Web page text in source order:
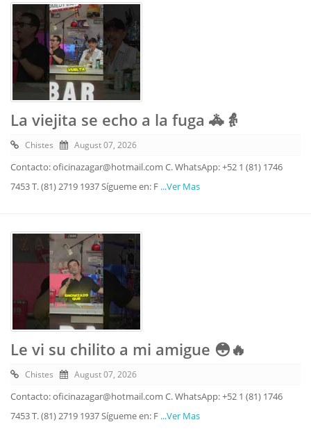
La viejita se echo a la fuga 🚓👵
Chistes August 07, 2026
Contacto: oficinazagar@hotmail.com C. WhatsApp: +52 1 (81) 1746
7453 T. (81) 2719 1937 Sígueme en: F ...Ver Mas
Le vi su chilito a mi amigue 😳🔥
Chistes August 07, 2026
Contacto: oficinazagar@hotmail.com C. WhatsApp: +52 1 (81) 1746
7453 T. (81) 2719 1937 Sígueme en: F ...Ver Mas